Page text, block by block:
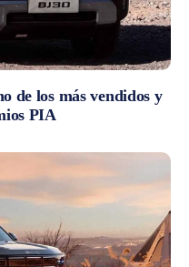
de los más vendidos y
PIA